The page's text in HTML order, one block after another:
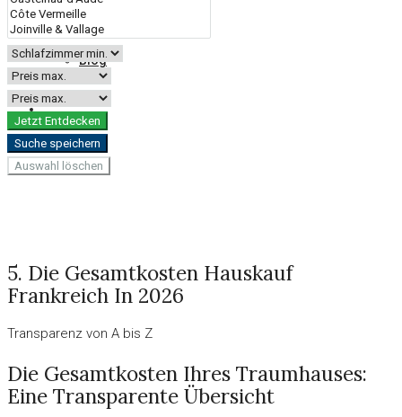
About
Blog
Deutsch
Jetzt Entdecken
Suche speichern
Auswahl löschen
5. Die Gesamtkosten Hauskauf
Frankreich In 2026
Transparenz von A bis Z
Die Gesamtkosten Ihres Traumhauses:
Eine Transparente Übersicht